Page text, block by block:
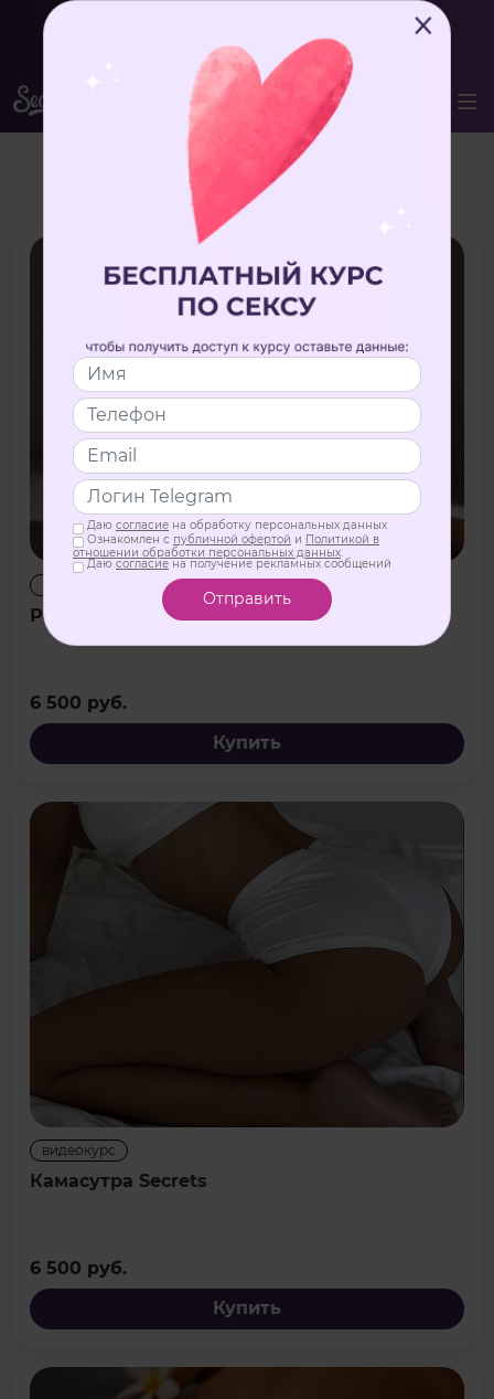
Вступай в комьюнити Secrets Club за 1 руб.
Мое удовольствие
Развитие женского оргазма
6 500 руб.
Купить
видеокурс
Камасутра Secrets
6 500 руб.
Купить
Даю согласие на обработку персональных данных
Ознакомлен с публичной офертой и Политикой в
отношении обработки персональных данных.
Даюсогласиена получение рекламных сообщений
Отправить